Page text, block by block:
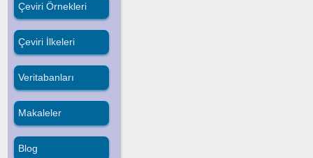
Çeviri Örnekleri
Çeviri İlkeleri
Veritabanları
Makaleler
Blog